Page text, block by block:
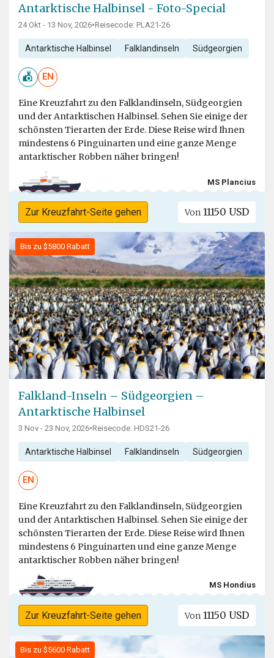
Antarktische Halbinsel - Foto-Special
24 Okt - 13 Nov, 2026•Reisecode: PLA21-26
Antarktische Halbinsel Falklandinseln Südgeorgien
EN
Eine Kreuzfahrt zu den Falklandinseln, Südgeorgien
und der Antarktischen Halbinsel. Sehen Sie einige der
schönsten Tierarten der Erde. Diese Reise wird Ihnen
mindestens 6 Pinguinarten und eine ganze Menge
antarktischer Robben näher bringen!
MS Plancius
Zur Kreuzfahrt-Seite gehen Von 11150 USD
Bis zu $5800 Rabatt
Falkland-Inseln – Südgeorgien –
Antarktische Halbinsel
3 Nov - 23 Nov, 2026•Reisecode: HDS21-26
Antarktische Halbinsel Falklandinseln Südgeorgien
EN
Eine Kreuzfahrt zu den Falklandinseln, Südgeorgien
und der Antarktischen Halbinsel. Sehen Sie einige der
schönsten Tierarten der Erde. Diese Reise wird Ihnen
mindestens 6 Pinguinarten und eine ganze Menge
antarktischer Robben näher bringen!
MS Hondius
Zur Kreuzfahrt-Seite gehen Von 11150 USD
Bis zu $5600 Rabatt